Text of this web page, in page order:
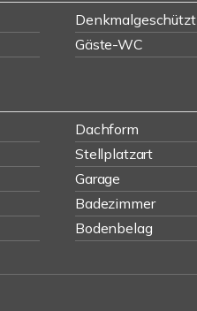
Denkmalgeschützt
Gäste-WC
Dachform
Stellplatzart
Garage
Badezimmer
Bodenbelag